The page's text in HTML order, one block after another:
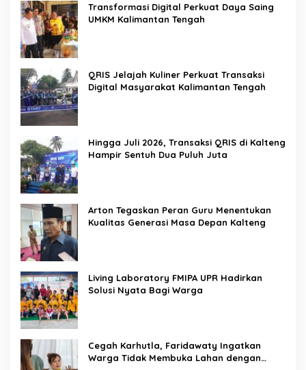
Transformasi Digital Perkuat Daya Saing
UMKM Kalimantan Tengah
QRIS Jelajah Kuliner Perkuat Transaksi
Digital Masyarakat Kalimantan Tengah
Hingga Juli 2026, Transaksi QRIS di Kalteng
Hampir Sentuh Dua Puluh Juta
Arton Tegaskan Peran Guru Menentukan
Kualitas Generasi Masa Depan Kalteng
Living Laboratory FMIPA UPR Hadirkan
Solusi Nyata Bagi Warga
Cegah Karhutla, Faridawaty Ingatkan
Warga Tidak Membuka Lahan dengan